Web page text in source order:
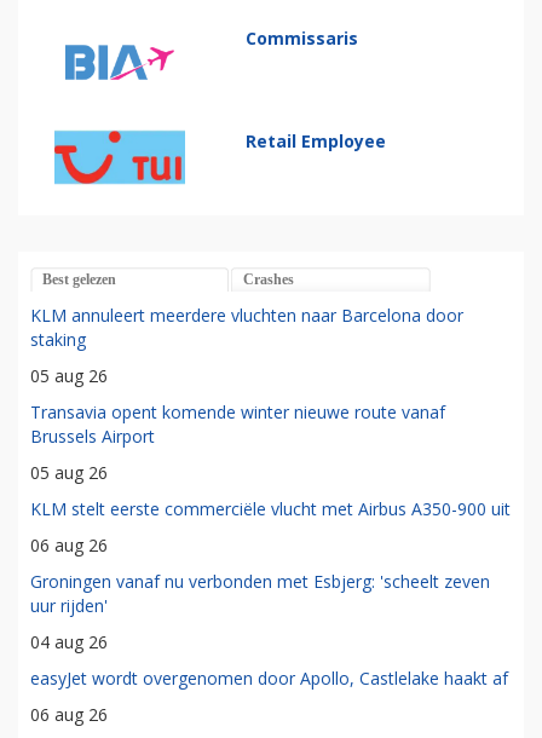
Commissaris
Retail Employee
Best gelezen Crashes
KLM annuleert meerdere vluchten naar Barcelona door
staking
05 aug 26
Transavia opent komende winter nieuwe route vanaf
Brussels Airport
05 aug 26
KLM stelt eerste commerciële vlucht met Airbus A350-900 uit
06 aug 26
Groningen vanaf nu verbonden met Esbjerg: 'scheelt zeven
uur rijden'
04 aug 26
easyJet wordt overgenomen door Apollo, Castlelake haakt af
06 aug 26